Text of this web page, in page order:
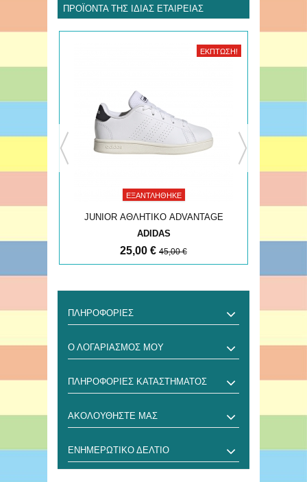
ΠΡΟΪΌΝΤΑ ΤΗΣ ΊΔΙΑΣ ΕΤΑΙΡΕΊΑΣ
ΈΚΠΤΩΣΗ!
ΕΞΑΝΤΛΉΘΗΚΕ
JUNIOR ΑΘΛΗΤΙΚΟ ADVANTAGE
ADIDAS
25,00 € 45,00 €
ΠΛΗΡΟΦΟΡΊΕΣ
Ο ΛΟΓΑΡΙΑΣΜΌΣ ΜΟΥ
ΠΛΗΡΟΦΟΡΊΕΣ ΚΑΤΑΣΤΉΜΑΤΟΣ
ΑΚΟΛΟΥΘΉΣΤΕ ΜΑΣ
ΕΝΗΜΕΡΩΤΙΚΌ ΔΕΛΤΊΟ